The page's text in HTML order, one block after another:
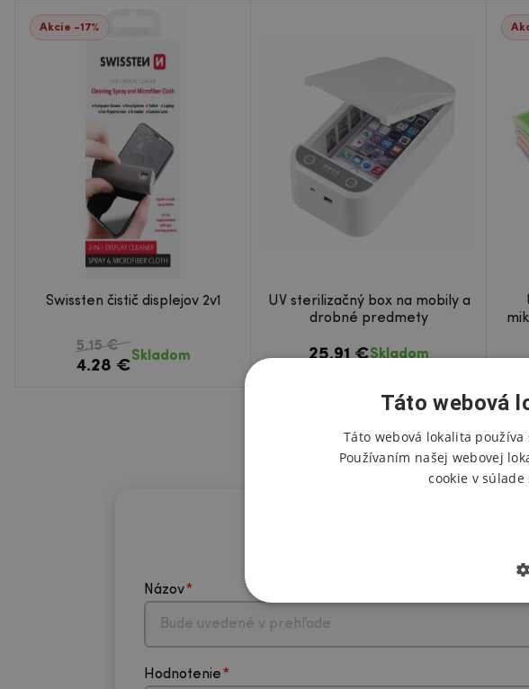
Akcie -17%
Swissten čistič displejov 2v1
5.15 €
4.28 €
Skladom
UV sterilizačný box na mobily a
drobné predmety
25.91 €Skladom
Názov
Hodnotenie
Táto webová
Táto webová lokalita
Používaním našej webovej
cookie v súlade